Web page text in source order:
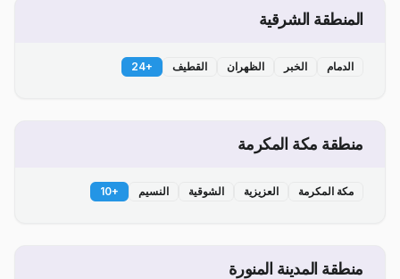
المنطقة الشرقية
الدمام الخبر الظهران القطيف +
24
منطقة مكة المكرمة
مكة المكرمة العزيزية الشوقية النسيم +
10
منطقة المدينة المنورة